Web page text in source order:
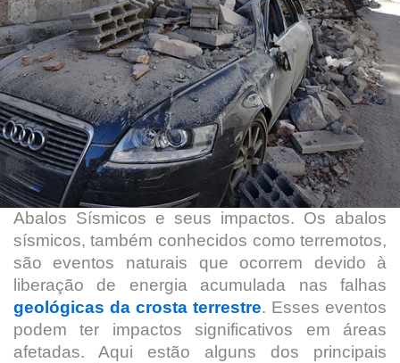
Abalos Sísmicos e seus impactos. Os abalos
sísmicos, também conhecidos como terremotos,
são eventos naturais que ocorrem devido à
liberação de energia acumulada nas falhas
geológicas da crosta terrestre. Esses eventos
podem ter impactos significativos em áreas
afetadas. Aqui estão alguns dos principais